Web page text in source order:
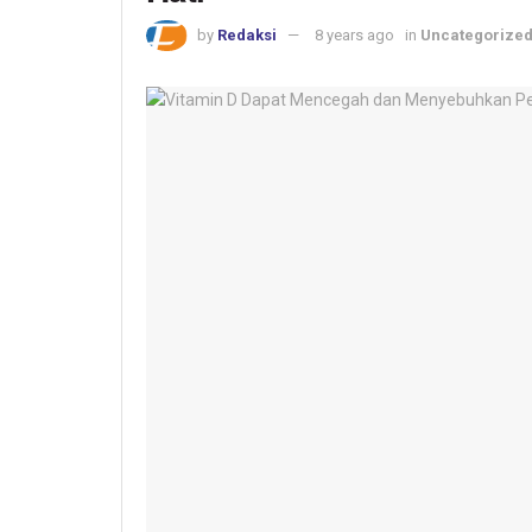
by Redaksi 8 years ago in Uncategorized